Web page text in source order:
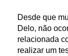
Desde que
Delo, não
relacionada
realizar um